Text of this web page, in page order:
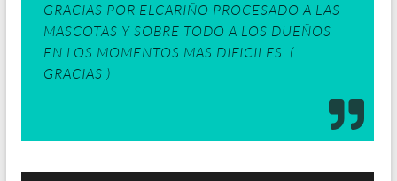
GRACIAS POR ELCARIÑO PROCESADO A LAS
MASCOTAS Y SOBRE TODO A LOS DUEÑOS
EN LOS MOMENTOS MAS DIFICILES. (.
GRACIAS )